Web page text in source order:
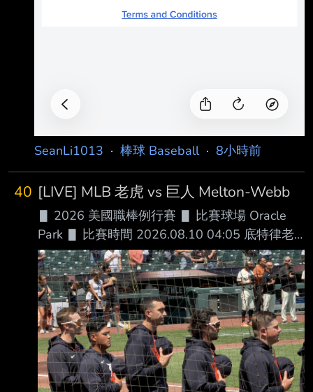
SeanLi1013 · 棒球 Baseball· 8小時前
40 [LIVE] MLB 老虎 vs 巨人 Melton-Webb
▋ 2026 美國職棒例行賽 ▋ 比賽球場 Oracle
Park ▋ 比賽時間 2026.08.10 04:05 底特律老
虎 █ AVG OBP SLG OPS HR RBI SB BB
１.Kevin McGonigle (L) SS .287 .392 .431 .823
12 45 11 73 ２.Gleyber Torres (R) 2B .261
.378 .392 .770 7 29 0 40 ３.Dillon Dingler (R)
DH .275 .340 .530 .870 26 80